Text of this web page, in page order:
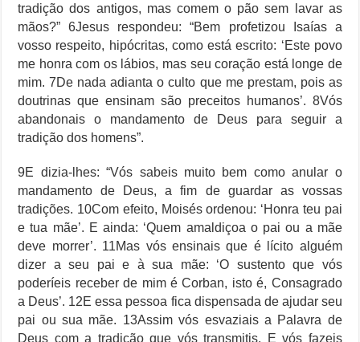
tradição dos antigos, mas comem o pão sem lavar as
mãos?” 6Jesus respondeu: “Bem profetizou Isaías a
vosso respeito, hipócritas, como está escrito: ‘Este povo
me honra com os lábios, mas seu coração está longe de
mim. 7De nada adianta o culto que me prestam, pois as
doutrinas que ensinam são preceitos humanos’. 8Vós
abandonais o mandamento de Deus para seguir a
tradição dos homens”.
9E dizia-lhes: “Vós sabeis muito bem como anular o
mandamento de Deus, a fim de guardar as vossas
tradições. 10Com efeito, Moisés ordenou: ‘Honra teu pai
e tua mãe’. E ainda: ‘Quem amaldiçoa o pai ou a mãe
deve morrer’. 11Mas vós ensinais que é lícito alguém
dizer a seu pai e à sua mãe: ‘O sustento que vós
poderíeis receber de mim é Corban, isto é, Consagrado
a Deus’. 12E essa pessoa fica dispensada de ajudar seu
pai ou sua mãe. 13Assim vós esvaziais a Palavra de
Deus com a tradição que vós transmitis. E vós fazeis